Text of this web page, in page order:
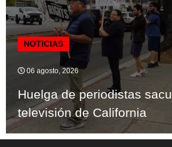
NOTICIAS
06 agosto, 2026
Huelga de periodistas
televisión de California